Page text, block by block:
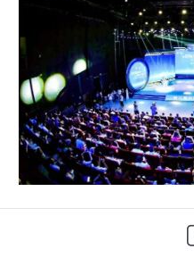
本次大会议程丰富，